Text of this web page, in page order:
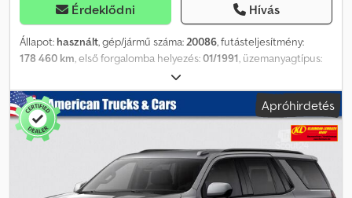
Érdeklődni Hívás
Állapot: használt, gép/jármű száma: 20086, futásteljesítmény:
178 460 km , első forgalomba helyezés:01/1991 , üzemanyagtípus:
2 tengely
hajtástípus:automata, felfüggesztés:acél, Gyártási év:1991,
Felszereltség:tolóajtó, Eladásra kínálunk egy 1991-es Chevrolet
Step Van-t, amelyet a Grumman Olson gyártott. A jármű 6.2L V8
OHV 16V dízelmotorral van felszerelve. Futásteljesítmény: 178 460
mérföld. A hátsó ajtó problémamentesen nyitható. Az általános
állapot jó. A jármű a jelenlegi állapotában, amerikai forgalmi
engedéllyel kerül értékesítésre. A németországi forgalomba
Apróhirdetés